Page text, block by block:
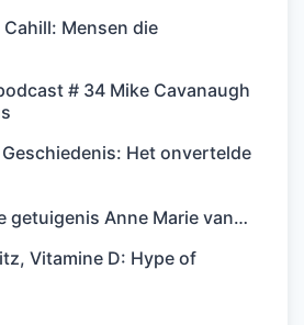
Mensen die
# 34 Mike Cavanaugh
Het onvertelde
getuigenis Anne Marie van…
Vitamine D: Hype of